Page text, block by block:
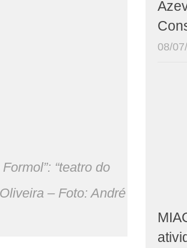
“teatro do
– Foto: André
08/